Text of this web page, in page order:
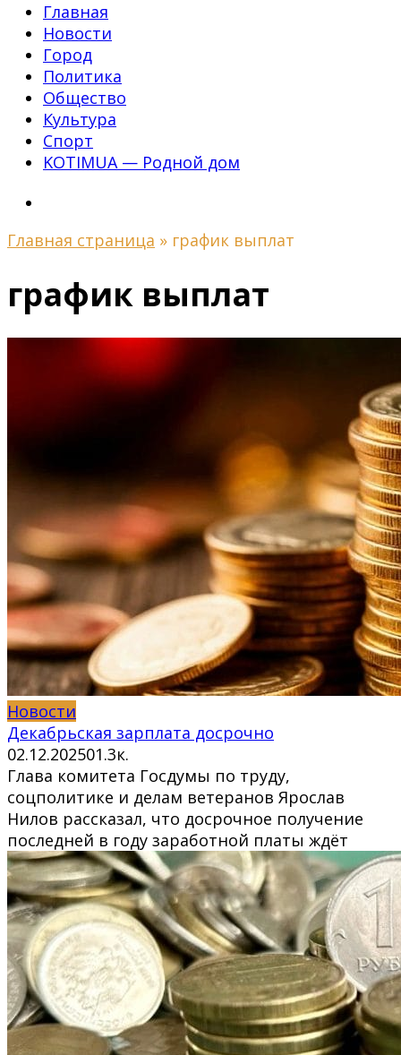
Главная
Новости
Город
Политика
Общество
Культура
Спорт
KOTIMUA — Родной дом
Главная страница » график выплат
график выплат
Новости
Декабрьская зарплата досрочно
02.12.202501.3к.
Глава комитета Госдумы по труду,
соцполитике и делам ветеранов Ярослав
Нилов рассказал, что досрочное получение
последней в году заработной платы ждёт